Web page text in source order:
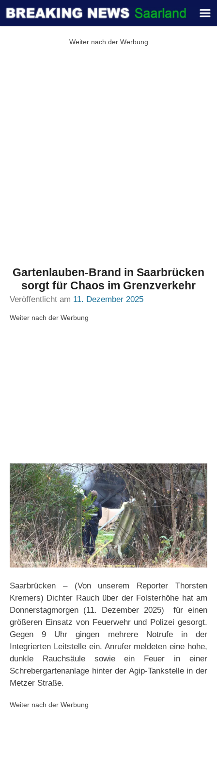
Weiter nach der Werbung
Gartenlauben-Brand in Saarbrücken
sorgt für Chaos im Grenzverkehr
Veröffentlicht am 11. Dezember 2025
Weiter nach der Werbung
Saarbrücken – (Von unserem Reporter Thorsten
Kremers) Dichter Rauch über der Folsterhöhe hat am
Donnerstagmorgen (11. Dezember 2025) für einen
größeren Einsatz von Feuerwehr und Polizei gesorgt.
Gegen 9 Uhr gingen mehrere Notrufe in der
Integrierten Leitstelle ein. Anrufer meldeten eine hohe,
dunkle Rauchsäule sowie ein Feuer in einer
Schrebergartenanlage hinter der Agip-Tankstelle in der
Metzer Straße.
Weiter nach der Werbung